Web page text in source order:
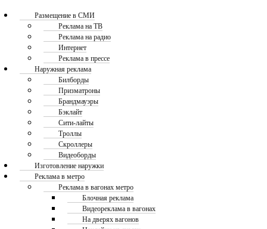
Размещение в СМИ
Реклама на ТВ
Реклама на радио
Интернет
Реклама в прессе
Наружная реклама
Билборды
Призматроны
Брандмауэры
Бэклайт
Сити-лайты
Троллы
Скроллеры
Видеоборды
Изготовление наружки
Реклама в метро
Реклама в вагонах метро
Блочная реклама
Видеореклама в вагонах
На дверях вагонов